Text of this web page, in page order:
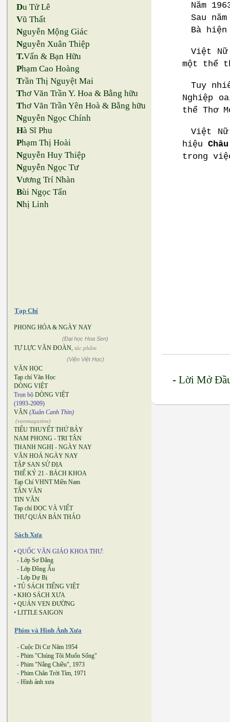
Du Tử Lê
Vũ Thất
Nguyễn Mộng Giác
Nguyễn Xuân Thiệp
T.Vấn & Bạn Hữu
Phạm Cao Hoàng
Trần Thị Nguyệt Mai
Thơ Văn Trần Y. Hoa & Bằng hữu
Thơ Văn Trần Yên Hoà & Bằng hữu
Nguyễn Ngọc Chính
Hà Sĩ Phu
Phạm Thị Hoài
Nguyễn Huy Thiệp
Nguyễn Ngọc Tư
Vương Trí Nhàn
Bùi Ngọc Tấn
Nhị Linh
Tạp Chí
PHONG HÓA & NGÀY NAY
(Đại học Hoa Sen)
TỰ LỰC VĂN ĐOÀN, tác phẩm
(Viện Việt Học)
VĂN HỌC
Tạp chí Văn Học
DÒNG VIỆT
Trọn bộ DÒNG VIỆT
(1993-2009)
VĂN (Xuân Canh Thìn)
(vanmagazine)
TIỂU THUYẾT THỨ BẢY
NAM PHONG - TRI TÂN
THANH NGHỊ - NGÀY NAY
VĂN HOÁ NGÀY NAY
TẬP SAN SỬ ĐỊA
THẾ KỶ 21 - BÁCH KHOA
Tạp Chí VHNT Miền Nam
TÂN VĂN
TIN VĂN
Tạp chí ĐỌC VÀ VIẾT
THƯ QUÁN BẢN THẢO
Sách Xưa
• QUỐC VĂN GIÁO KHOA THƯ:
- Lớp Sơ Đẳng
- Lớp Đồng Ấu
- Lớp Dự Bị
• TỦ SÁCH TIẾNG VIỆT
• KHO SÁCH XƯA
• QUÁN VEN ĐƯỜNG
• LITTLE SAIGON
Phim và Hình Ảnh Xưa
- Cuộc Di Cư Năm 1954
- Phim "Chúng Tôi Muốn Sống"
- Phim "Nắng Chiều", 1973
- Phim Chân Trời Tím, 1971
- Hình ảnh xưa
Năm
Sau
Bà
Việt Nữ
một thể
Tuy
Nghiệp
thể Thơ
Việt
hiệu
trong
-Lời Mở